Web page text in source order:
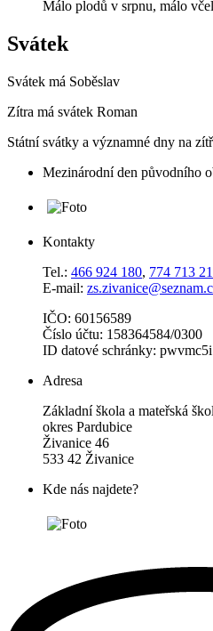
Málo plodů v srpnu, málo
Svátek
Svátek má Soběslav
Zítra má svátek Roman
Státní svátky a významné dny na
Mezinárodní den původního
Kontakty
Tel.: 466 924 180, 774 713
E-mail:
IČO: 60156589
Číslo účtu: 158364584/0300
ID datové schránky: pwvmc5i
Adresa
Základní škola a mateřská
okres Pardubice
Živanice 46
533 42 Živanice
Kde nás najdete?